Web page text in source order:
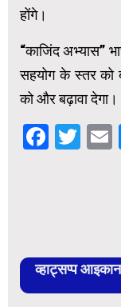
होंगे।
“काजिंद अभ्यास”
सहयोग के स्तर को
को और बढ़ावा देगा।
व्हाट्सप्प